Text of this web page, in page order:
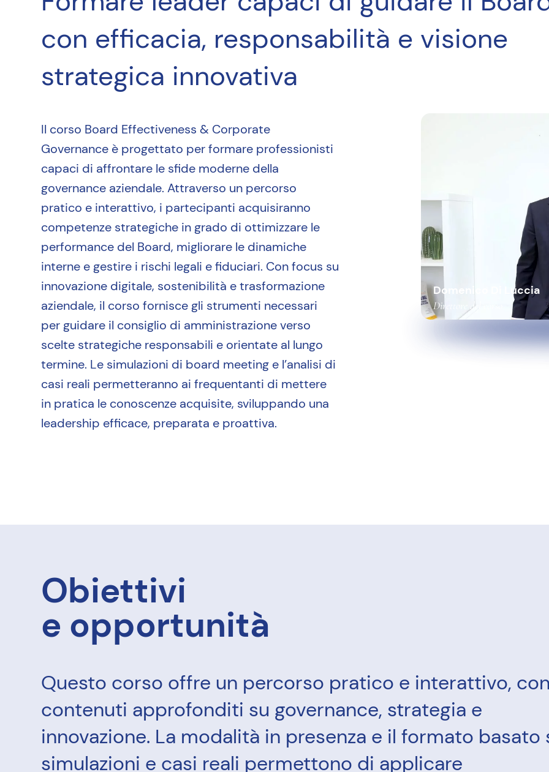
con efficacia, responsabilità e visione
strategica innovativa
Il corso Board Effectiveness & Corporate
Governance è progettato per formare professionisti
capaci di affrontare le sfide moderne della
governance aziendale. Attraverso un percorso
pratico e interattivo, i partecipanti acquisiranno
competenze strategiche in grado di ottimizzare le
performance del Board, migliorare le dinamiche
interne e gestire i rischi legali e fiduciari. Con focus su
innovazione digitale, sostenibilità e trasformazione
aziendale, il corso fornisce gli strumenti necessari
per guidare il consiglio di amministrazione verso
scelte strategiche responsabili e orientate al lungo
termine. Le simulazioni di board meeting e l’analisi di
casi reali permetteranno ai frequentanti di mettere
in pratica le conoscenze acquisite, sviluppando una
leadership efficace, preparata e proattiva.
Domenico Di Luccia
Direttore del corso
Obiettivi
e opportunità
Questo corso offre un percorso pratico e interattivo,
contenuti approfonditi su governance, strategia e
innovazione. La modalità in presenza e il formato basato
simulazioni e casi reali permettono di applicare